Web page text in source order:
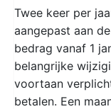
Twee keer per
aangepast aan
bedrag vanaf 1
belangrijke
voortaan
betalen. Een